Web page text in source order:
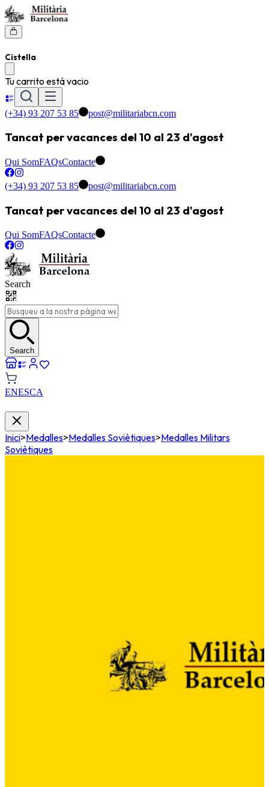
Cistella
Tu carrito está vacio
(+34) 93 207 53 85 post@militariabcn.com
Tancat per vacances del 10 al 23 d'agost
Qui SomFAQsContacte
(+34) 93 207 53 85 post@militariabcn.com
Tancat per vacances del 10 al 23 d'agost
Qui SomFAQsContacte
Search
Search
ENESCA
Inici>Medalles>Medalles Soviètiques>Medalles Militars
Soviètiques